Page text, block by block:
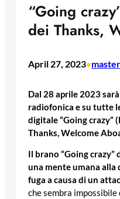
“Going
dei Thanks,
April 27, 2023•master
Dal 28 aprile 2023
radiofonica e su tutte
digitale “Going crazy”
Thanks, Welcome
Il brano “Going
una mente umana alla
fuga a causa di un
che sembra